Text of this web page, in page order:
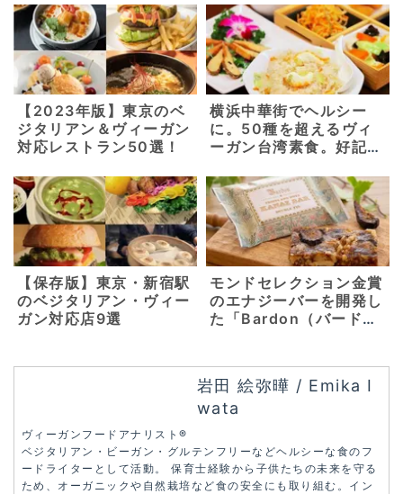
【2023年版】東京のベ
ジタリアン＆ヴィーガン
対応レストラン50選！
横浜中華街でヘルシー
に。50種を超えるヴィ
ーガン台湾素食。好記園
元町・中華街】
【保存版】東京・新宿駅
のベジタリアン・ヴィー
ガン対応店9選
モンドセレクション金賞
のエナジーバーを開発し
た「Bardon（バード
岩田 絵弥曄 / Emika I
wata
ヴィーガンフードアナリスト®︎
ベジタリアン・ビーガン・グルテンフリーなどヘルシーな食のフ
ードライターとして活動。 保育士経験から子供たちの未来を守る
ため、オーガニックや自然栽培など食の安全にも取り組む。イン